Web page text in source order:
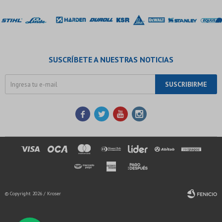
SUSCRÍBETE A NUESTRAS NOTICIAS
SUSCRIBIRME
   
© Copyright 2026 / Kroser